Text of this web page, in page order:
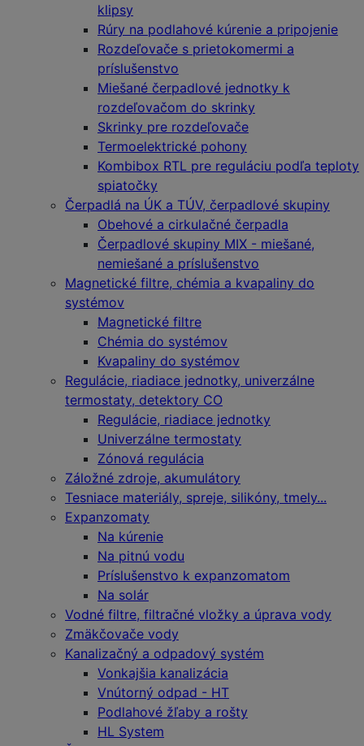
klipsy
Rúry na podlahové kúrenie a pripojenie
Rozdeľovače s prietokomermi a
príslušenstvo
Miešané čerpadlové jednotky k
rozdeľovačom do skrinky
Skrinky pre rozdeľovače
Termoelektrické pohony
Kombibox RTL pre reguláciu podľa teploty
spiatočky
Čerpadlá na ÚK a TÚV, čerpadlové skupiny
Obehové a cirkulačné čerpadla
Čerpadlové skupiny MIX - miešané,
nemiešané a príslušenstvo
Magnetické filtre, chémia a kvapaliny do
systémov
Magnetické filtre
Chémia do systémov
Kvapaliny do systémov
Regulácie, riadiace jednotky, univerzálne
termostaty, detektory CO
Regulácie, riadiace jednotky
Univerzálne termostaty
Zónová regulácia
Záložné zdroje, akumulátory
Tesniace materiály, spreje, silikóny, tmely...
Expanzomaty
Na kúrenie
Na pitnú vodu
Príslušenstvo k expanzomatom
Na solár
Vodné filtre, filtračné vložky a úprava vody
Zmäkčovače vody
Kanalizačný a odpadový systém
Vonkajšia kanalizácia
Vnútorný odpad - HT
Podlahové žľaby a rošty
HL System